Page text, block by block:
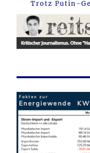
Trotz Putin-